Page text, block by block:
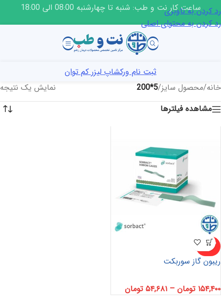
رد کردن به ناوبری
رد کردن به محتوای اصلی
ساعت کار نت و طب: شنبه تا چهارشنبه 08:00 الی 18:00
ثبت نام ورکشاپ لیزر کم توان
خانه/محصول سایز/
5*200
نمایش یک نتیجه
مشاهده فیلترها
ناموجو
د
ریبون گاز سوربکت
۱۵۴,۴۰۰ تومان – ۵۴,۶۸۱ تومان